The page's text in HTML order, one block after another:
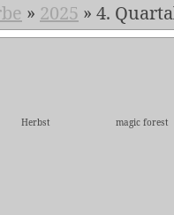
» 2025 » 4.
Herbst magic forest